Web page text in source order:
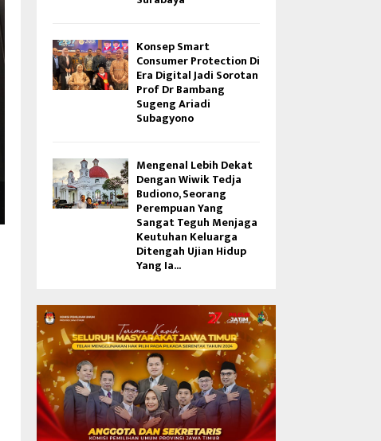
Konsep Smart
Consumer Protection Di
Era Digital Jadi Sorotan
Prof Dr Bambang
Sugeng Ariadi
Subagyono
Mengenal Lebih Dekat
Dengan Wiwik Tedja
Budiono, Seorang
Perempuan Yang
Sangat Teguh Menjaga
Keutuhan Keluarga
Ditengah Ujian Hidup
Yang Ia...